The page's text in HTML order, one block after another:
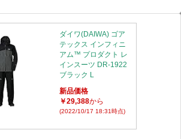
ダイワ(DAIWA) ゴア
テックス インフィニ
アム™ プロダクト レ
インスーツ DR-1922
ブラック L
新品価格
￥29,388から
(2022/10/17 18:31時点)